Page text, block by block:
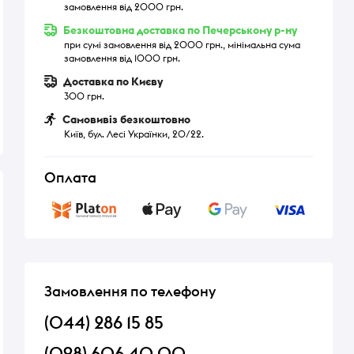
замовлення від 2000 грн.
Безкоштовна доставка по Печерському р-ну
при сумі замовлення від 2000 грн., мінімальна сума
замовлення від 1000 грн.
Доставка по Києву
300 грн.
Самовивіз безкоштовно
Київ, бул. Лесі Українки, 20/22.
Оплата
Замовлення по телефону
(044) 286 15 85